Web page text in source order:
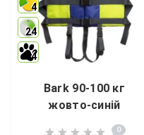
4
24
4
Bark 90-100 кг
жовто-синій
0